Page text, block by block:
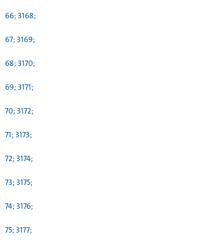
66; 3168;
67; 3169;
68; 3170;
69; 3171;
70; 3172;
71; 3173;
72; 3174;
73; 3175;
74; 3176;
75; 3177;